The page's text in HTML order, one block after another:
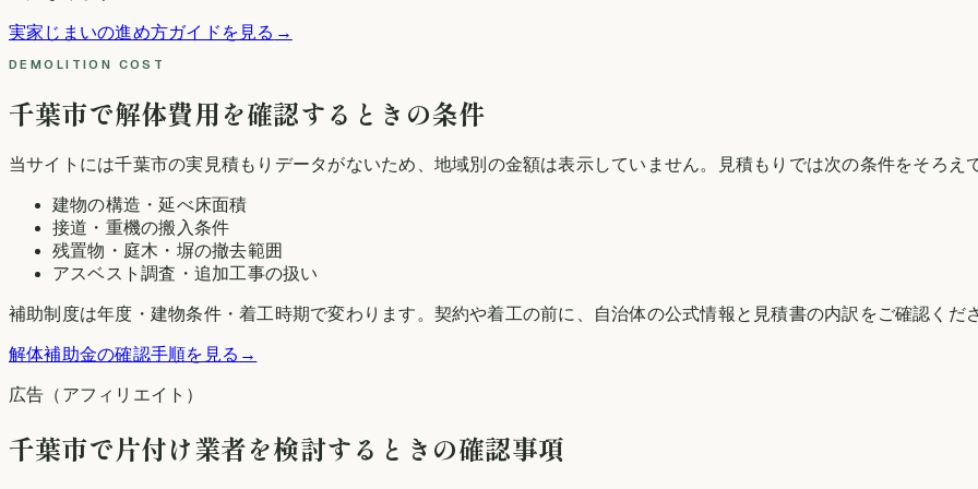
実家じまいの進め方ガイドを見る →
DEMOLITION COST
千葉市で解体費用を確認するときの条件
当サイトには千葉市の実見積もりデータがないため、地域別の金額は表示していません。見積もりでは次の条件をそろえ
建物の構造・延べ床面積
接道・重機の搬入条件
残置物・庭木・塀の撤去範囲
アスベスト調査・追加工事の扱い
補助制度は年度・建物条件・着工時期で変わります。契約や着工の前に、自治体の公式情報と見積書の内訳をご確認くだ
解体補助金の確認手順を見る →
広告（アフィリエイト）
千葉市で片付け業者を検討するときの確認事項